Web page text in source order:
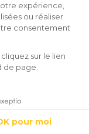
tout au
de
progression
leur
expérience,
ou réaliser
consentement
sur le lien
de page.
pour moi